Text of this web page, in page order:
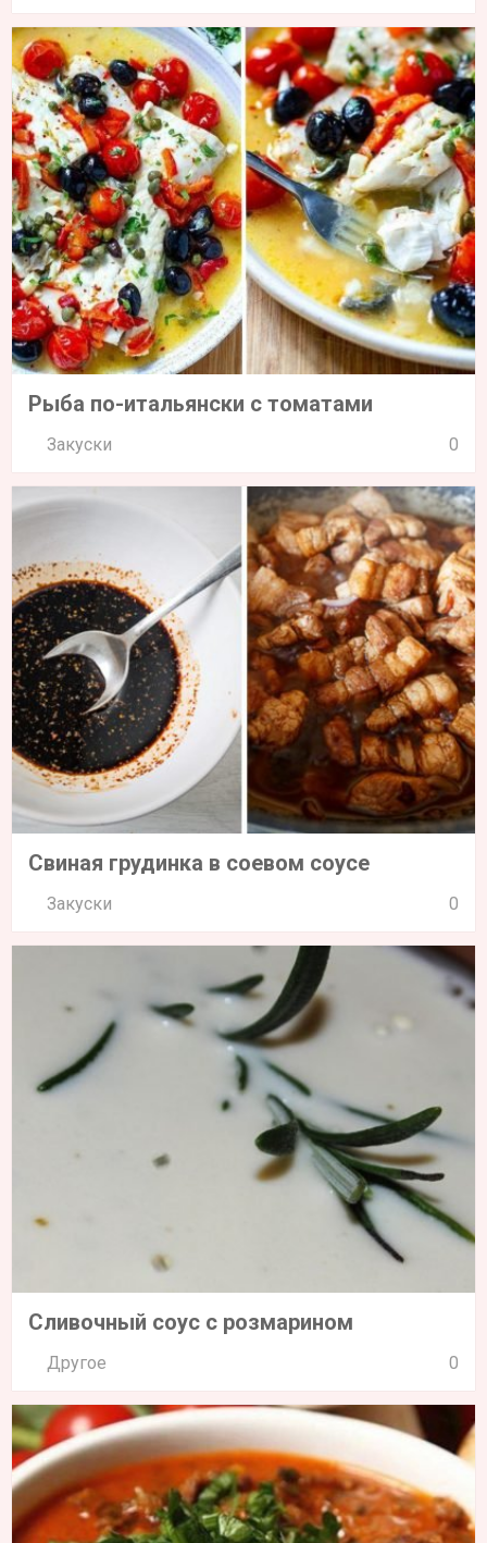
Рыба по-итальянски с томатами
Закуски 0
Свиная грудинка в соевом соусе
Закуски 0
Сливочный соус с розмарином
Другое 0